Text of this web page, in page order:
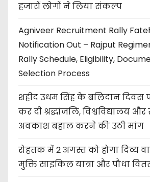
हजारों लोगों ने लिया संकल्प
Agniveer Recruitment Rally
Notification Out – Rajput
Rally Schedule, Eligibility,
Selection Process
शहीद उधम सिंह के बलिदान दिवस
कर दी श्रद्धांजलि, विश्वविद्यालय और
अवकाश बहाल करने की उठी मांग
रोहतक में 2 अगस्त को होगा दिव्य
मुक्ति साइकिल यात्रा और पौधा